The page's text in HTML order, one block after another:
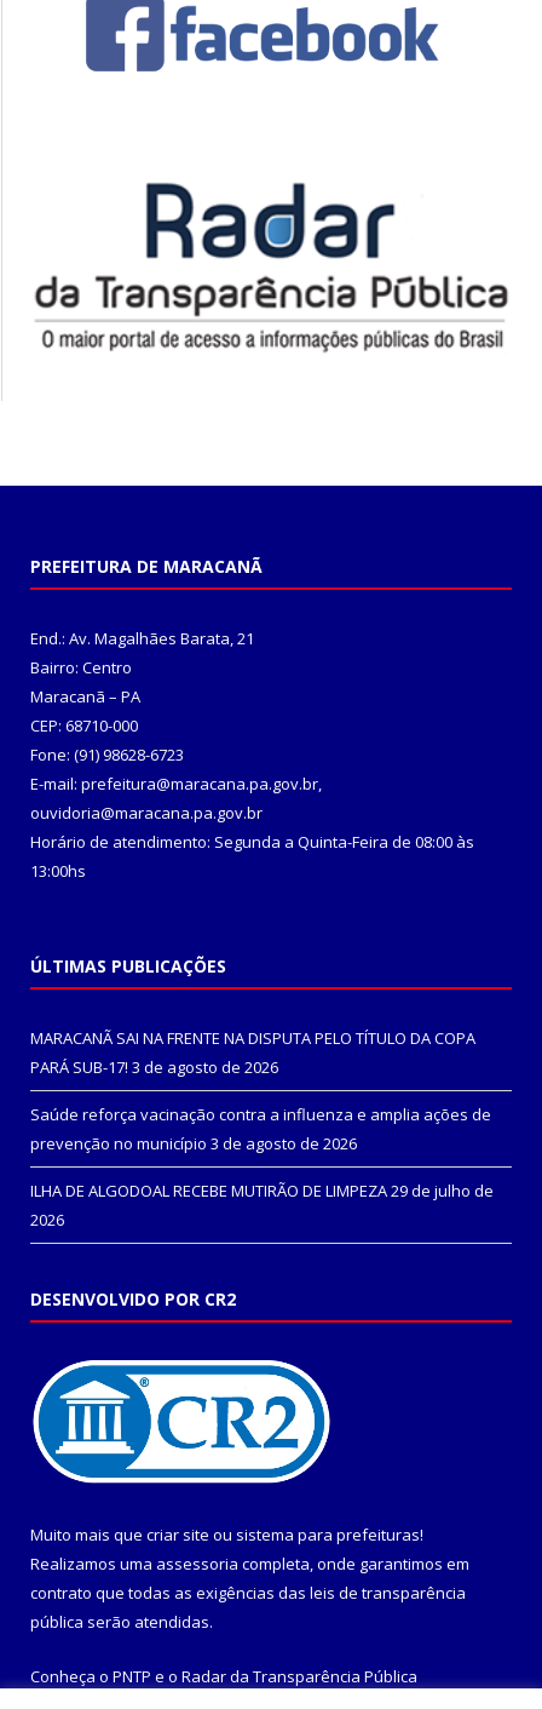
PREFEITURA DE MARACANÃ
End.: Av. Magalhães Barata, 21
Bairro: Centro
Maracanã – PA
CEP: 68710-000
Fone: (91) 98628-6723
E-mail: prefeitura@maracana.pa.gov.br,
ouvidoria@maracana.pa.gov.br
Horário de atendimento: Segunda a Quinta-Feira de 08:00 às
13:00hs
ÚLTIMAS PUBLICAÇÕES
MARACANÃ SAI NA FRENTE NA DISPUTA PELO TÍTULO DA COPA
PARÁ SUB-17! 3 de agosto de 2026
Saúde reforça vacinação contra a influenza e amplia ações de
prevenção no município 3 de agosto de 2026
ILHA DE ALGODOAL RECEBE MUTIRÃO DE LIMPEZA29 de julho de
2026
DESENVOLVIDO POR CR2
Muito mais que criar site ou sistema para prefeituras!
Realizamos uma assessoria completa, onde garantimos em
contrato que todas as exigências das leis de transparência
pública serão atendidas.
Conheça o PNTP e o Radar da Transparência Pública